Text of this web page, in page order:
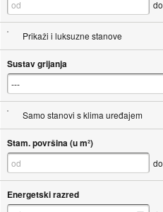
do
Prikaži i luksuzne stanove
Sustav grijanja
Samo stanovi s klima uređajem
Stam. površina (u m²)
do
Energetski razred